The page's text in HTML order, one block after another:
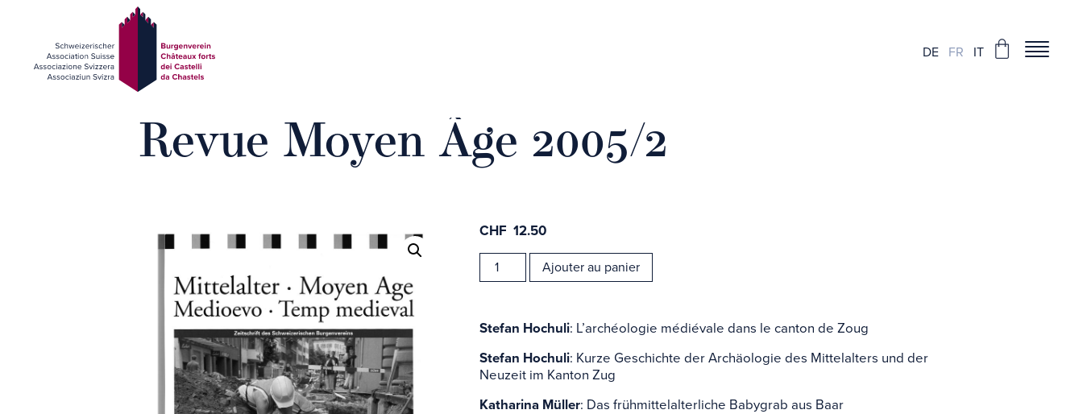
Présentation
Participer
Manifestations
Carte des châteaux en
Glossaire
DE FR IT
Revue Moyen Âge 2005/2
CHF 12.50
quantité
Âge
Ajouter au panier
Stefan Hochuli: L’archéologie médiévale dans le canton de Zoug
Stefan Hochuli: Kurze Geschichte der Archäologie des Mittelalters und der
Neuzeit im Kanton Zug
Katharina Müller: Das frühmittelalterliche Babygrab aus Baar